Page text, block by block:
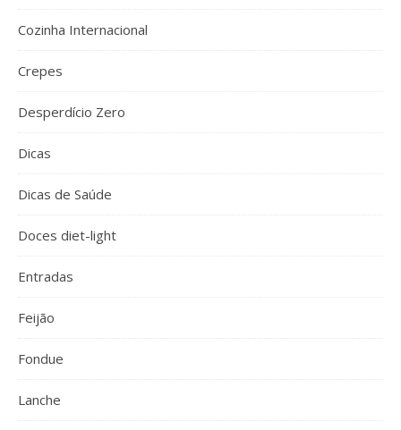
Cozinha Internacional
Crepes
Desperdício Zero
Dicas
Dicas de Saúde
Doces diet-light
Entradas
Feijão
Fondue
Lanche